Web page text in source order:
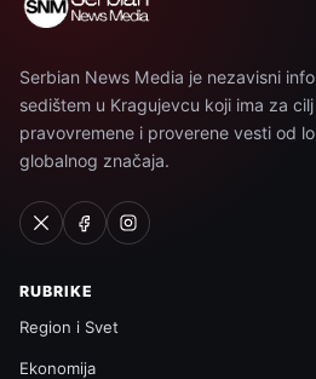
Serbian News Media je nezavisni
sedištem u Kragujevcu koji ima za
pravovremene i proverene vesti od
globalnog značaja.
RUBRIKE
Region i Svet
Ekonomija